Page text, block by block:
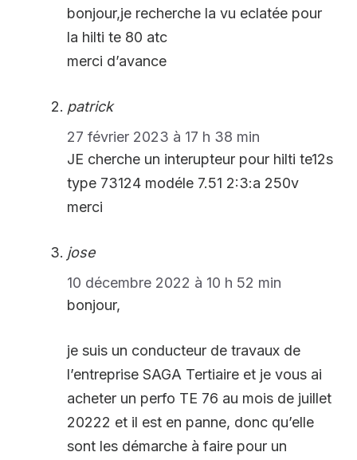
bonjour,je recherche la vu eclatée pour
la hilti te 80 atc
merci d’avance
patrick
27 février 2023 à 17 h 38 min
JE cherche un interupteur pour hilti te12s
type 73124 modéle 7.51 2:3:a 250v
merci
jose
10 décembre 2022 à 10 h 52 min
bonjour,
je suis un conducteur de travaux de
l’entreprise SAGA Tertiaire et je vous ai
acheter un perfo TE 76 au mois de juillet
20222 et il est en panne, donc qu’elle
sont les démarche à faire pour un